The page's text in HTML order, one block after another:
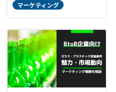
マーケティング